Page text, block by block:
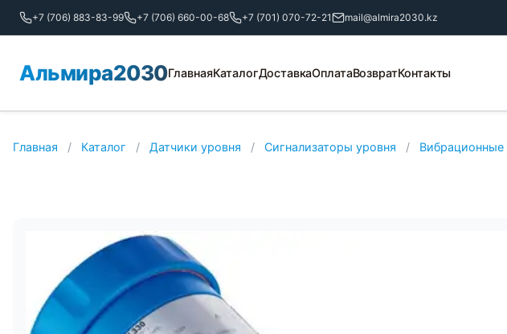
+7 (706) 883-83-99 +7 (706) 660-00-68 +7 (701) 070-72-21 mail@almira2030.kz
Альмира2030ГлавнаяКаталогДоставкаОплатаВозвратКонтакты
Главная / Каталог / Датчики уровня / Сигнализаторы уровня / Вибрационные